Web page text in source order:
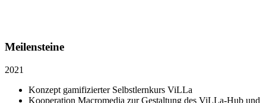
Meilensteine
2021
Konzept gamifizierter Selbstlernkurs ViLLa
Kooperation Macromedia zur Gestaltung des ViLLa-Hub und